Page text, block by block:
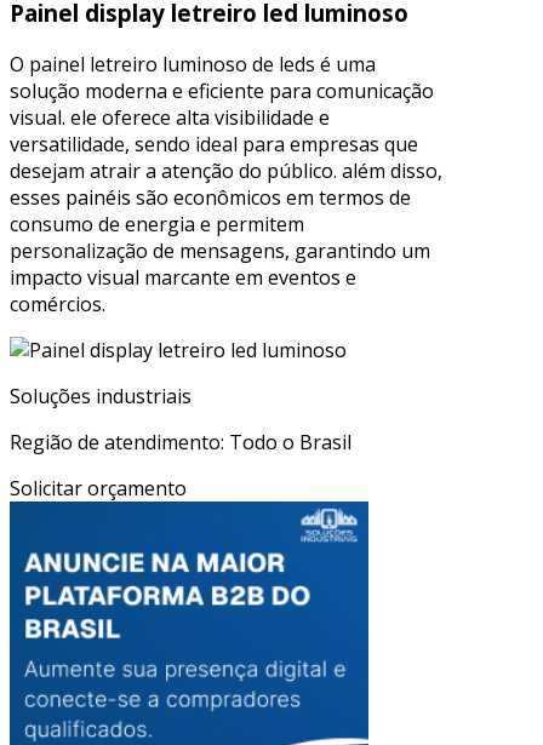
Painel display letreiro led luminoso
O painel letreiro luminoso de leds é uma
solução moderna e eficiente para comunicação
visual. ele oferece alta visibilidade e
versatilidade, sendo ideal para empresas que
desejam atrair a atenção do público. além disso,
esses painéis são econômicos em termos de
consumo de energia e permitem
personalização de mensagens, garantindo um
impacto visual marcante em eventos e
comércios.
Soluções industriais
Região de atendimento: Todo o Brasil
Solicitar orçamento